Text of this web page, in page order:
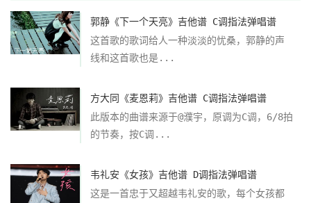
郭静《下一个天亮》吉他谱 C调指法弹唱谱
这首歌的歌词给人一种淡淡的忧桑，郭静的声
线和这首歌也是...
方大同《麦恩莉》吉他谱 C调指法弹唱谱
此版本的曲谱来源于@濮宇，原调为C调，6/8拍
的节奏，按C调...
韦礼安《女孩》吉他谱 D调指法弹唱谱
这是一首忠于又超越韦礼安的歌，每个女孩都